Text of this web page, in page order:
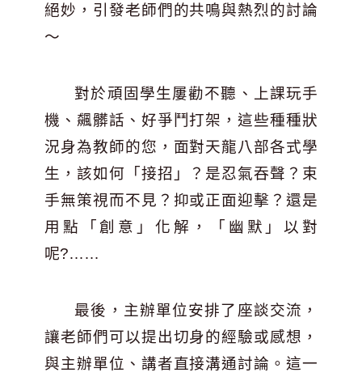
絕妙，引發老師們的共鳴與熱烈的討論
～
對於頑固學生屢勸不聽、上課玩手
機、飆髒話、好爭鬥打架，這些種種狀
況身為教師的您，面對天龍八部各式學
生，該如何「接招」？是忍氣吞聲？束
手無策視而不見？抑或正面迎擊？還是
用點「創意」化解，「幽默」以對
呢?……
最後，主辦單位安排了座談交流，
讓老師們可以提出切身的經驗或感想，
與主辦單位、講者直接溝通討論。這一